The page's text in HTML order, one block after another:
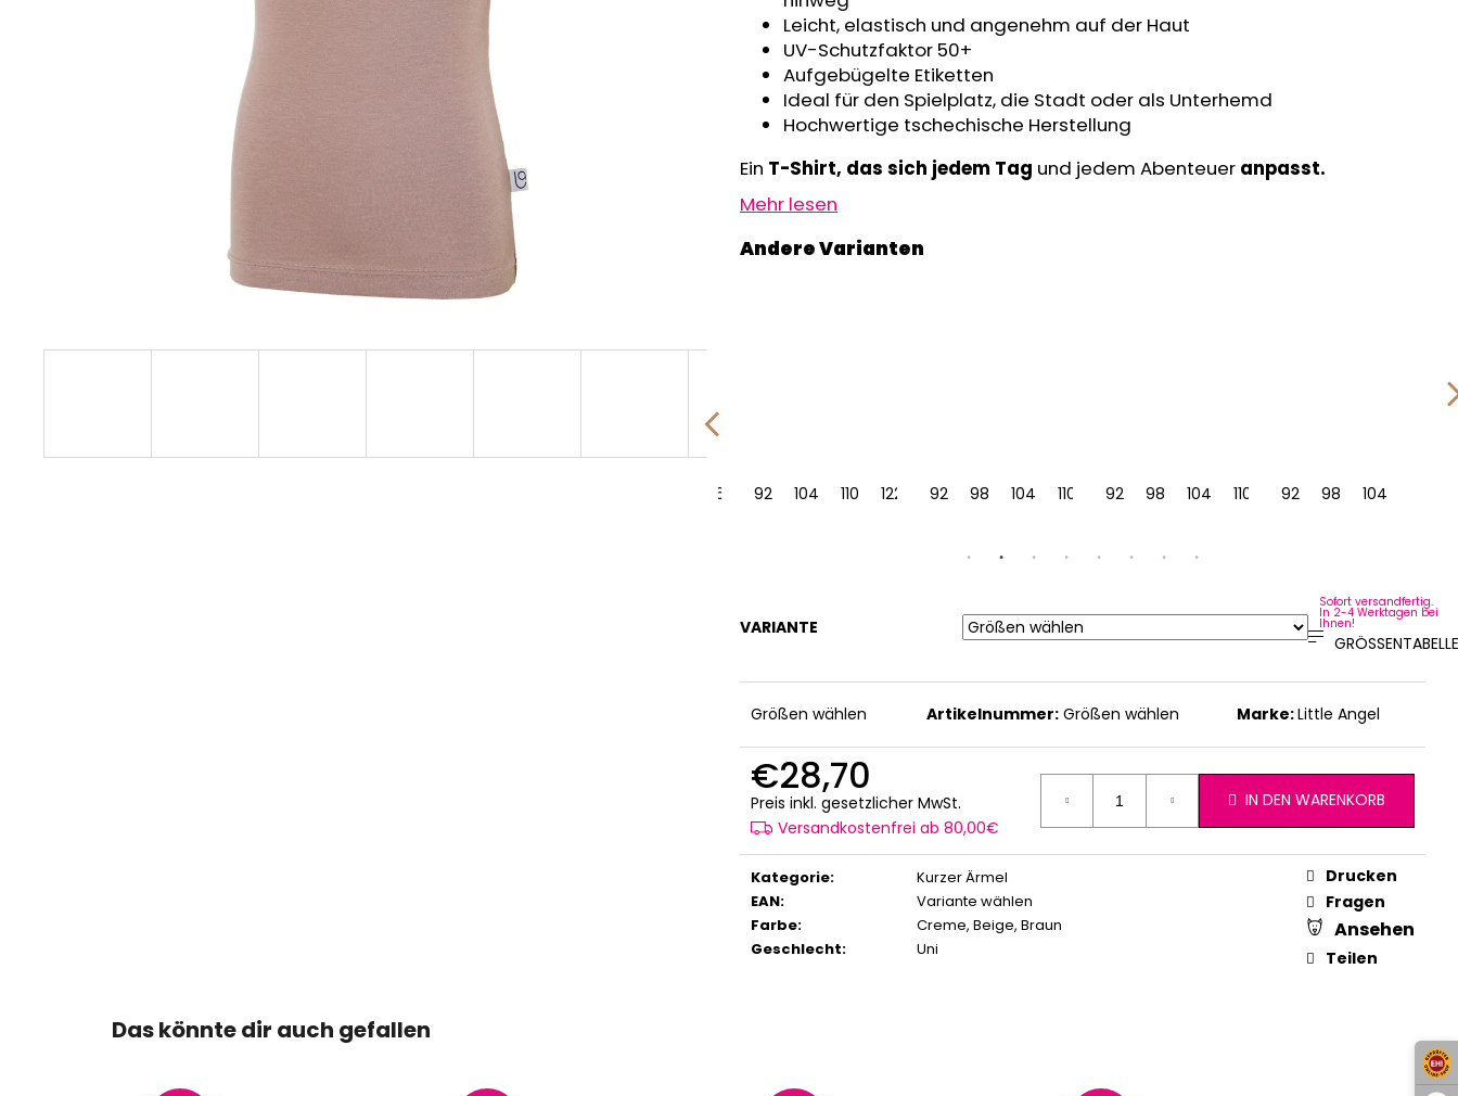
Leicht, elastisch und angenehm auf der Haut
UV-Schutzfaktor 50+
Aufgebügelte Etiketten
Ideal für den Spielplatz, die Stadt oder als Unterhemd
Hochwertige tschechische Herstellung
Ein T-Shirt, das sich jedem Tag und jedem Abenteuer anpasst.
Mehr lesen
116 122 128
92 104 110 122 128
92 98 104 110 116 122 128
92 98 104 110 116 122 128
92 98 104
VARIANTE
Sofort versandfertig.
In 2-4 Werktagen bei
Ihnen!
GRÖSSENTABELLE
Größen wählen Artikelnummer: Größen wählen Marke:Little Angel
€28,70
Preis inkl. gesetzlicher MwSt.
Versandkostenfrei ab 80,00€
IN DEN WARENKORB
Kategorie:
Kurzer Ärmel
EAN:
Variante wählen
Farbe: Creme, Beige, Braun
Geschlecht: Uni
Drucken
Fragen
Ansehen
Teilen
Das könnte dir auch gefallen
€32,50
€24,90